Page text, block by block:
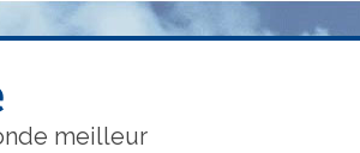
meilleur